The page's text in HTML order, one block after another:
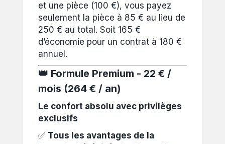
et une pièce (100 €), vous payez
seulement la pièce à 85 € au lieu de
250 € au total. Soit 165 €
d’économie pour un contrat à 180 €
annuel.
👑 Formule Premium - 22 € /
mois (264 € / an)
Le confort absolu avec privilèges
exclusifs
✅ Tous les avantages de la